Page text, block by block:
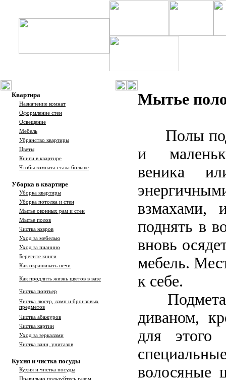
Квартира
Назначение комнат
Оформление стен
Освещение
Мебель
Убранство квартиры
Цветы
Книги в квартире
Чтобы комната стала больше
Уборка в квартире
Уборка квартиры
Уборка потолка и стен
Мытье оконных рам и стен
Мытье полов
Чистка ковров
Уход за мебелью
Уход за пианино
Берегите книги
Как окрашивать печи
Как продлить жизнь цветов в вазе
Чистка портьер
Чистка люстр, ламп и бронзовых
предметов
Чистка абажуров
Чистка картин
Уход за зеркалами
Чистка ванн, унитазов
Кухня и чистка посуды
Кухня и чистка посуды
Правильно пользуйтесь газом
Мытье
Полы
и
веника
взмахами,
поднять в
вновь
мебель.
к себе.
диваном,
для этого
волосяные